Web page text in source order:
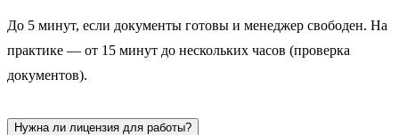
До 5 минут, если документы готовы и менеджер свободен. На
практике — от 15 минут до нескольких часов (проверка
документов).
Нужна ли лицензия для работы?